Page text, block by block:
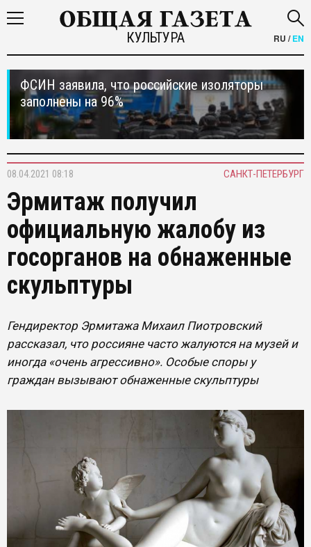
КУЛЬТУРА RU /EN
ФСИН заявила, что российские изоляторы
заполнены на 96%
САНКТ-ПЕТЕРБУРГ
08.04.2021 08:18
Эрмитаж получил
официальную жалобу из
госорганов на обнаженные
скульптуры
Гендиректор Эрмитажа Михаил Пиотровский
рассказал, что россияне часто жалуются на музей и
иногда «очень агрессивно». Особые споры у
граждан вызывают обнаженные скульптуры